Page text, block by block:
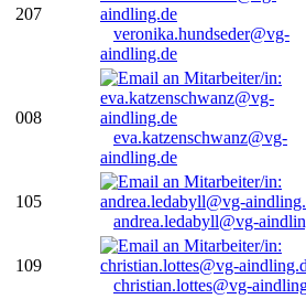
207
veronika.hundseder@vg-
aindling.de
008
eva.katzenschwanz@vg-
aindling.de
105
andrea.ledabyll@vg-
109
christian.lottes@vg-